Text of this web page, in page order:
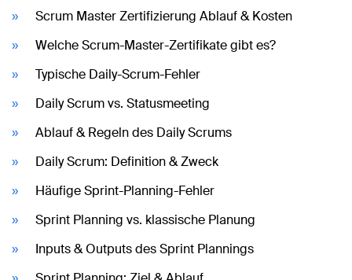
Scrum Master Zertifizierung Ablauf & Kosten
Welche Scrum-Master-Zertifikate gibt es?
Typische Daily-Scrum-Fehler
Daily Scrum vs. Statusmeeting
Ablauf & Regeln des Daily Scrums
Daily Scrum: Definition & Zweck
Häufige Sprint-Planning-Fehler
Sprint Planning vs. klassische Planung
Inputs & Outputs des Sprint Plannings